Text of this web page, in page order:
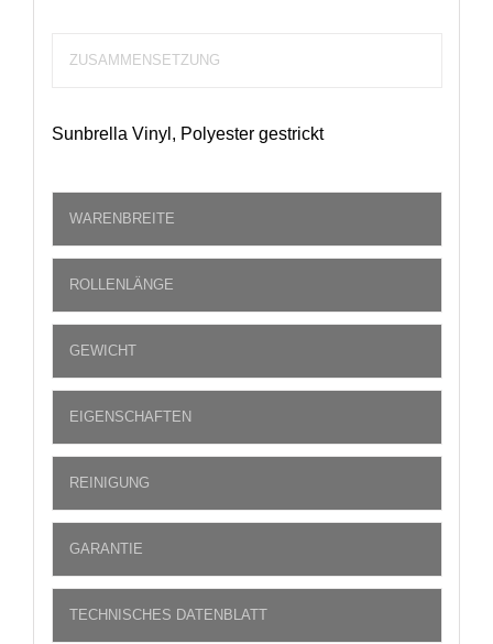
ZUSAMMENSETZUNG
Sunbrella Vinyl, Polyester gestrickt
WARENBREITE
ROLLENLÄNGE
GEWICHT
EIGENSCHAFTEN
REINIGUNG
GARANTIE
TECHNISCHES DATENBLATT